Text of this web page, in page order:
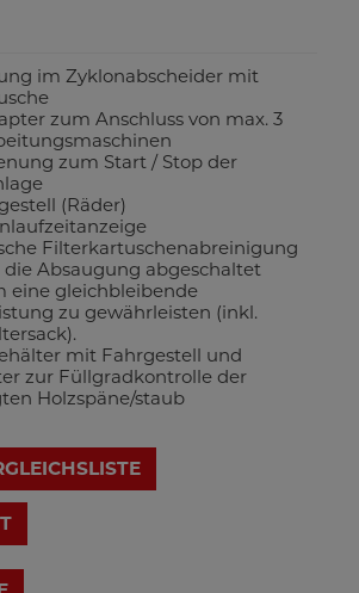
im Zyklonabscheider mit
zum Anschluss von max. 3
zum Start / Stop der
(Räder)
Filterkartuschenabreinigung
Absaugung abgeschaltet
eine gleichbleibende
zu gewährleisten (inkl.
mit Fahrgestell und
zur Füllgradkontrolle der
Holzspäne/staub